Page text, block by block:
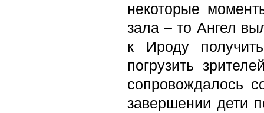
некоторые
зала – то Ангел
к Ироду
погрузить
сопровождалось
завершении дети